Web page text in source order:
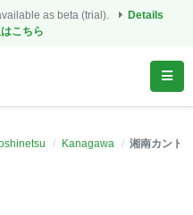
as beta (trial).
Details
こちら
Kanagawa 湘南カント